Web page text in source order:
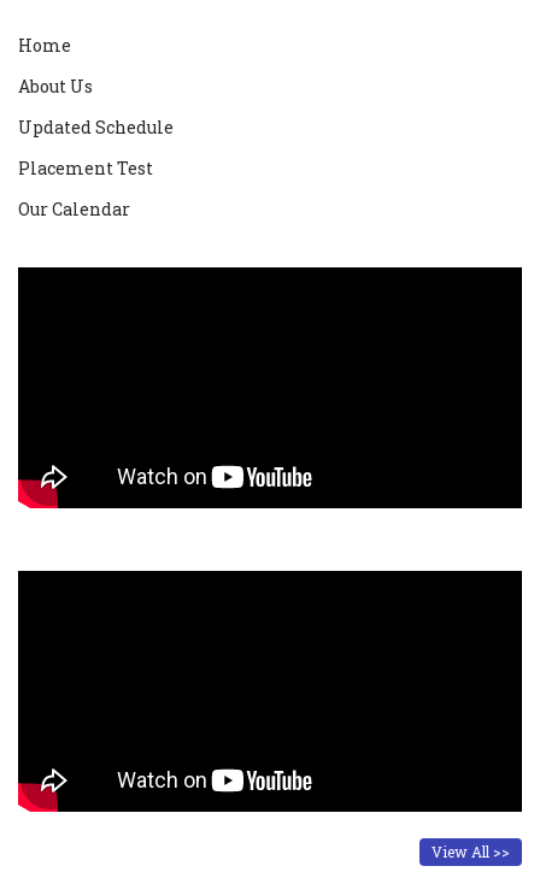
Home
About Us
Updated Schedule
Placement Test
Our Calendar
View All >>